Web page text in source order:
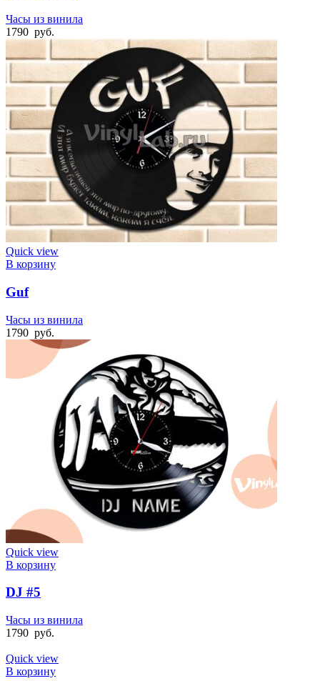
Часы из винила
1790 руб.
Quick view
В корзину
Guf
Часы из винила
1790 руб.
Quick view
В корзину
DJ #5
Часы из винила
1790 руб.
Quick view
В корзину